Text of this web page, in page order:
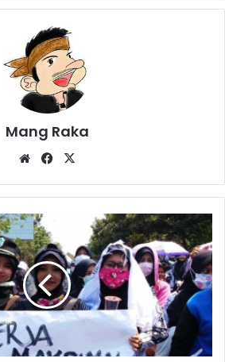
Mang Raka
WebsiteFacebook